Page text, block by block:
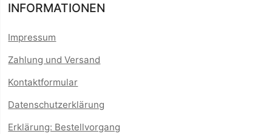
INFORMATIONEN
Impressum
Zahlung und Versand
Kontaktformular
Datenschutzerklärung
Erklärung: Bestellvorgang